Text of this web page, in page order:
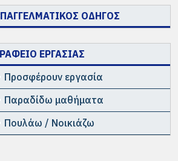
ΟΔΗΓΟΣ
ΕΡΓΑΣΙΑΣ
Προσφέρουν εργασία
Παραδίδω μαθήματα
Πουλάω / Νοικιάζω